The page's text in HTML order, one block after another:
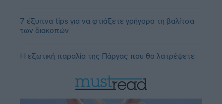
7 έξυπνα tips για να φτιάξετε γρήγορα τη βαλίτσα
των διακοπών
Η εξωτική παραλία της Πάργας που θα λατρέψετε